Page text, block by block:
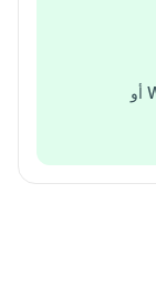
مكالمات ورسائل مجانية عبر WiFi أو